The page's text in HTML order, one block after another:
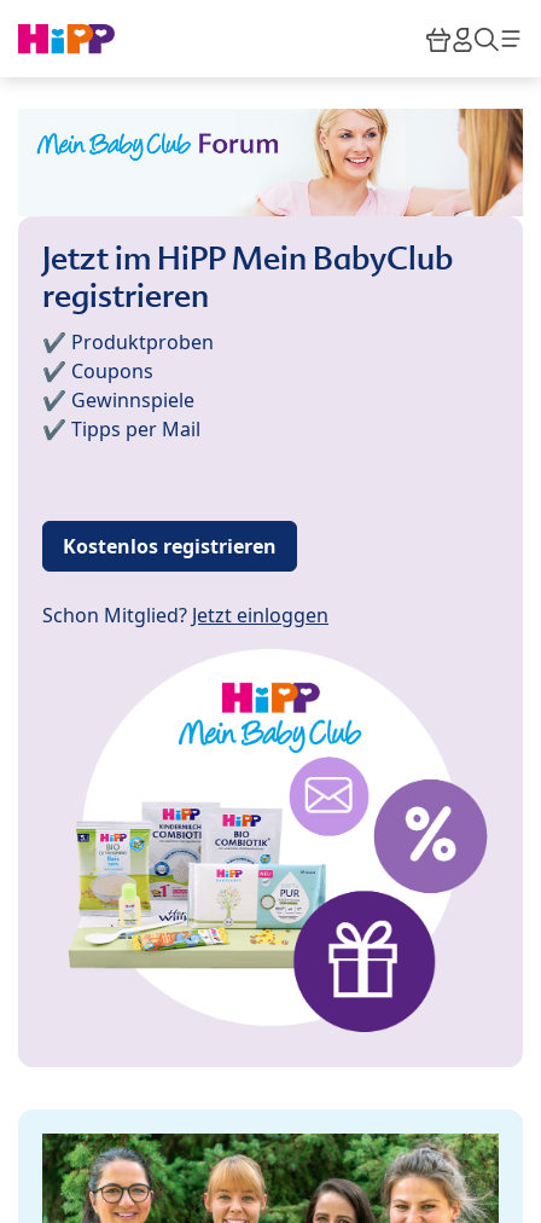
HiPP
Jetzt im HiPP Mein BabyClub
registrieren
✔️ Produktproben
✔️ Coupons
✔️ Gewinnspiele
✔️ Tipps per Mail
Kostenlos registrieren
Schon Mitglied? Jetzt einloggen